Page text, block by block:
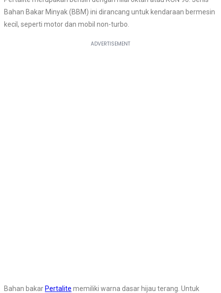
Bahan Bakar Minyak (BBM) ini dirancang untuk kendaraan bermesin
kecil, seperti motor dan mobil non-turbo.
Bahan bakar Pertalite memiliki warna dasar hijau terang. Untuk